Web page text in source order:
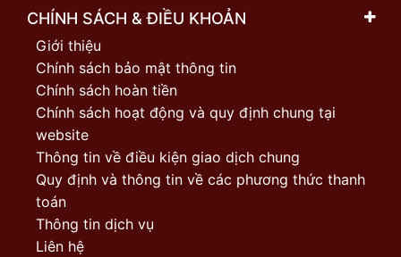
CHÍNH SÁCH & ĐIỀU KHOẢN
Giới thiệu
Chính sách bảo mật thông tin
Chính sách hoàn tiền
Chính sách hoạt động và quy định chung tại
website
Thông tin về điều kiện giao dịch chung
Quy định và thông tin về các phương thức thanh
toán
Thông tin dịch vụ
Liên hệ